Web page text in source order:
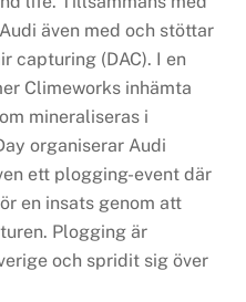
även med och stöttar
capturing (DAC). I en
Climeworks inhämta
mineraliseras i
organiserar Audi
ett plogging-event där
en insats genom att
Plogging är
och spridit sig över